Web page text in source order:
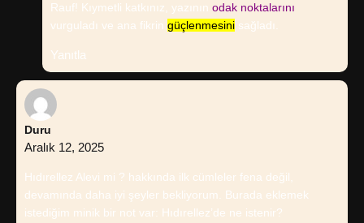
Rauf! Kıymetli katkınız, yazının odak noktalarını
vurguladı ve ana fikrin güçlenmesini sağladı.
Yanıtla
Duru
Aralık 12, 2025
Hıdırellez Alevi mi ? hakkında ilk cümleler fena değil,
devamında daha iyi şeyler bekliyorum. Burada eklemek
istediğim minik bir not var: Hıdırellez’de ne istenir?